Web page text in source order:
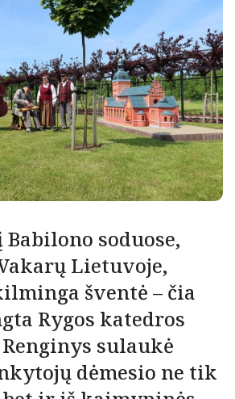
soduose,
Lietuvoje,
šventė – čia
Rygos katedros
sulaukė
dėmesio ne tik